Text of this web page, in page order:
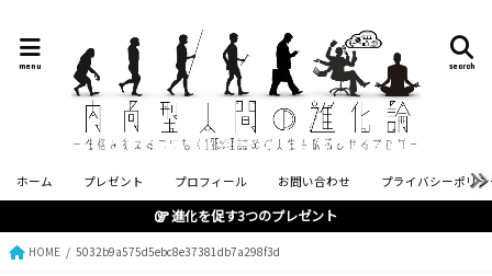
search
menu
ホーム プレゼント プロフィール お問い合わせ プライバシーポリ
進化を促す3つのプレゼント
HOME 5032b9a575d5ebc8e37381db7a298f3d